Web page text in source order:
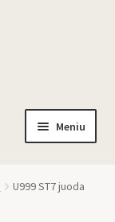
Meniu
U999 ST7 juoda